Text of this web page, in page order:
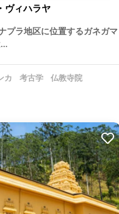
ヴィハラヤ
プラ地区に位置するガネガマ
…
カ 考古学
仏教寺院